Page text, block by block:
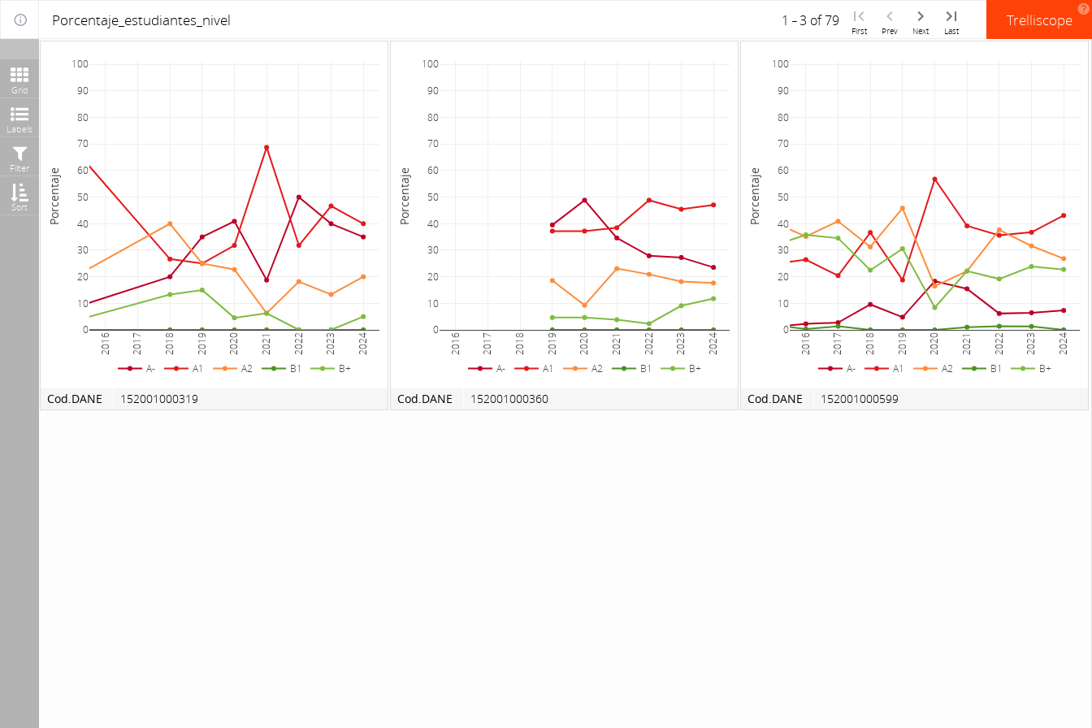
Porcentaje_estudiantes_nivel 1 -3 of 79
First Prev Next Last
Trelliscope
Grid
Labels
Filter
Sort
2016 2017 2018 2019 2020 2021 2022 2023 2024
0
10
20
30
40
50
60
70
80
90
100
A- A1 A2 B1 B+
Porcentaje
Cod.DANE 152001000319
2016 2017 2018 2019 2020 2021 2022 2023 2024
0
10
20
30
40
50
60
70
80
90
100
A- A1 A2 B1 B+
Porcentaje
Cod.DANE 152001000360
2016 2017 2018 2019 2020 2021 2022 2023 2024
0
10
20
30
40
50
60
70
80
90
100
A- A1 A2 B1 B+
Porcentaje
Cod.DANE 152001000599